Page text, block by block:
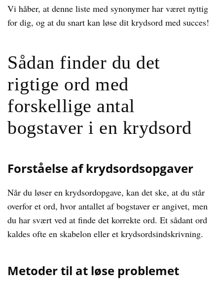
Vi håber, at denne liste med synonymer har været nyttig
for dig, og at du snart kan løse dit krydsord med succes!
Sådan finder du det
rigtige ord med
forskellige antal
bogstaver i en krydsord
Forståelse af krydsordsopgaver
Når du løser en krydsordopgave, kan det ske, at du står
overfor et ord, hvor antallet af bogstaver er angivet, men
du har svært ved at finde det korrekte ord. Et sådant ord
kaldes ofte en skabelon eller et krydsordsindskrivning.
Metoder til at løse problemet